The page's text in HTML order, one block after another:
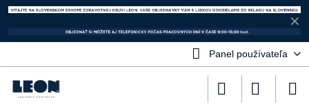
✕
Panel používateľa